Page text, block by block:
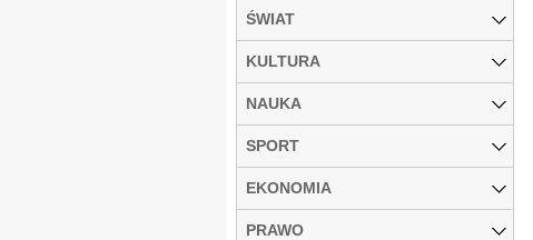
ŚWIAT
KULTURA
NAUKA
SPORT
EKONOMIA
PRAWO